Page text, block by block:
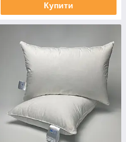
Купити